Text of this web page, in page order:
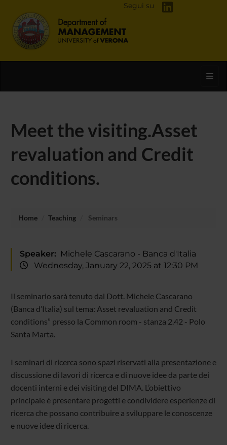
Segui su
Meet the visiting.Asset
revaluation and Credit
conditions.
Home Teaching Seminars
Speaker: Michele Cascarano - Banca d'Italia
Wednesday, January 22, 2025 at 12:30 PM
Il seminario sarà tenuto dal Dott. Michele Cascarano
(Banca d’Italia) sul tema: Asset revaluation and Credit
conditions” presso la Common room - stanza 2.42 - Polo
Santa Marta.
I seminari di ricerca sono spazi riservati alla presentazione e
discussione di lavori di ricerca e di nuove idee da parte dei
docenti interni e dei visiting del DIMA. L’obiettivo
principale è presentare progetti e condividere esperienze di
ricerca che possano contribuire a sviluppare le conoscenze
e nuove idee di ricerca.